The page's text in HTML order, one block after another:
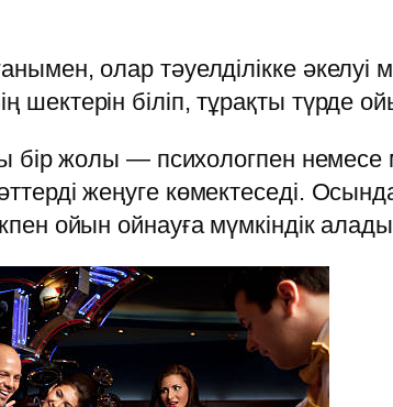
олар тәуелділікке әкелуі
біліп, тұрақты түрде
бір жолы — психологпен
жеңуге көмектеседі.
ойын ойнауға мүмкіндік